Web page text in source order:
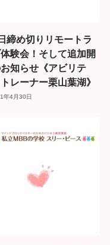
締め切りリモートラ
験会！そして追加開
知らせ《アビリテ
レーナー栗山葉湖》
年4月30日